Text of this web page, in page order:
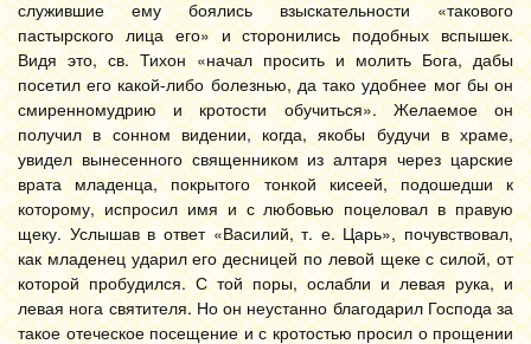
служившие ему боялись взыскательности «такового
пастырского лица его» и сторонились подобных вспышек.
Видя это, св. Тихон «начал просить и молить Бога, дабы
посетил его какой-либо болезнью, да тако удобнее мог бы он
смиренномудрию и кротости обучиться». Желаемое он
получил в сонном видении, когда, якобы будучи в храме,
увидел вынесенного священником из алтаря через царские
врата младенца, покрытого тонкой кисеей, подошедши к
которому, испросил имя и с любовью поцеловал в правую
щеку. Услышав в ответ «Василий, т. е. Царь», почувствовал,
как младенец ударил его десницей по левой щеке с силой, от
которой пробудился. С той поры, ослабли и левая рука, и
левая нога святителя. Но он неустанно благодарил Господа за
такое отеческое посещение и с кротостью просил о прощении